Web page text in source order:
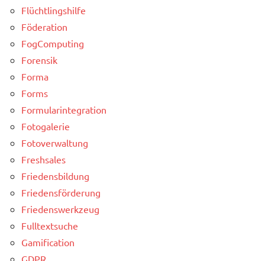
Flüchtlingshilfe
Föderation
FogComputing
Forensik
Forma
Forms
Formularintegration
Fotogalerie
Fotoverwaltung
Freshsales
Friedensbildung
Friedensförderung
Friedenswerkzeug
Fulltextsuche
Gamification
GDPR